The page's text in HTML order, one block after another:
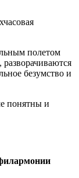
полетом
безумство и
понятны и